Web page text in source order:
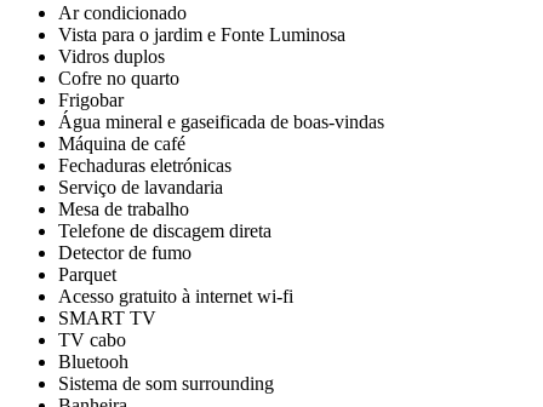
Ar condicionado
Vista para o jardim e Fonte Luminosa
Vidros duplos
Cofre no quarto
Frigobar
Água mineral e gaseificada de boas-vindas
Máquina de café
Fechaduras eletrónicas
Serviço de lavandaria
Mesa de trabalho
Telefone de discagem direta
Detector de fumo
Parquet
Acesso gratuito à internet wi-fi
SMART TV
TV cabo
Bluetooh
Sistema de som surrounding